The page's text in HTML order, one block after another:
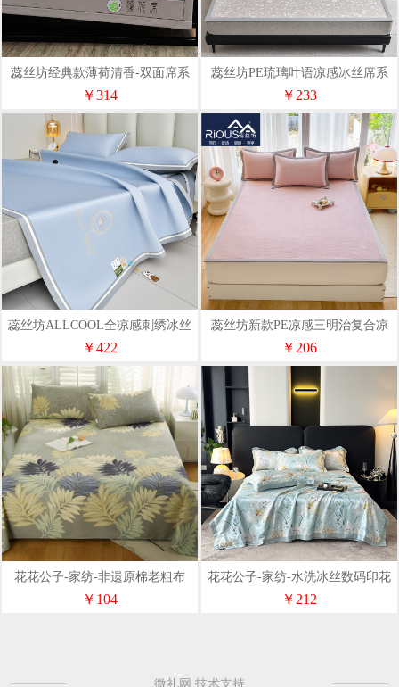
蕊丝坊经典款薄荷清香-双面席系
列三件套150*200cm
￥314
蕊丝坊PE琉璃叶语凉感冰丝席系
列两件套120*200cm
￥233
蕊丝坊ALLCOOL全凉感刺绣冰丝
席三件套150*200cm
￥422
蕊丝坊新款PE凉感三明治复合凉
席150*200cm
￥206
花花公子-家纺-非遗原棉老粗布
230x240cm凉席三件套
￥104
花花公子-家纺-水洗冰丝数码印花
夏被四件套
￥212
微礼网 技术支持